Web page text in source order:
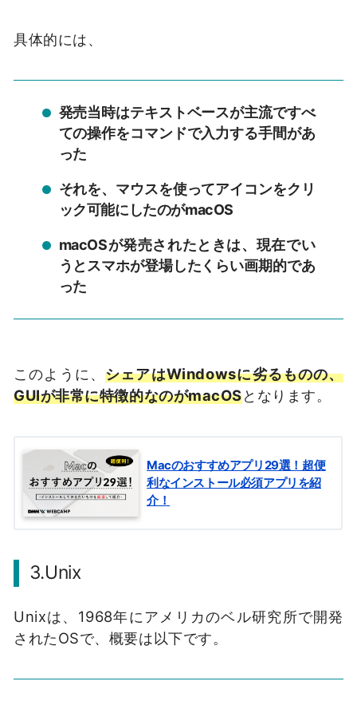
具体的には、
発売当時はテキストベースが主流ですべ
ての操作をコマンドで入力する手間があ
った
それを、マウスを使ってアイコンをクリ
ック可能にしたのがmacOS
macOSが発売されたときは、現在でい
うとスマホが登場したくらい画期的であ
った
このように、シェアはWindowsに劣るものの、
GUIが非常に特徴的なのがmacOSとなります。
Macのおすすめアプリ29選！超便
利なインストール必須アプリを紹
介！
3.Unix
Unixは、1968年にアメリカのベル研究所で開発
されたOSで、概要は以下です。